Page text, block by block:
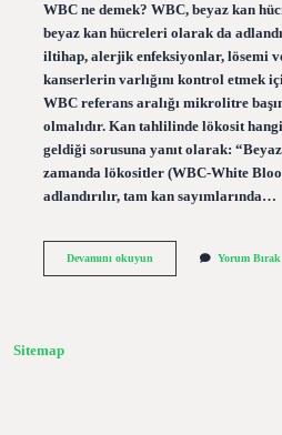
WBC ne demek? WBC, beyaz kan
beyaz kan hücreleri olarak da
iltihap, alerjik enfeksiyonlar, lösemi
kanserlerin varlığını kontrol etmek
WBC referans aralığı mikrolitre
olmalıdır. Kan tahlilinde lökosit
geldiği sorusuna yanıt olarak:
zamanda lökositler (WBC-White
adlandırılır, tam kan sayımlarında…
Devamını okuyunLökosit
Yorum Bırak
Sitemap